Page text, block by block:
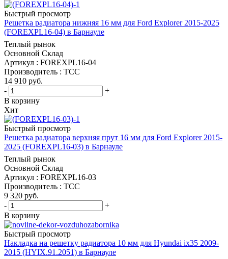
Быстрый просмотр
Решетка радиатора нижняя 16 мм для Ford Explorer 2015-2025
(FOREXPL16-04) в Барнауле
Теплый рынок
Основной Склад
Артикул : FOREXPL16-04
Производитель : ТСС
14 910 руб.
-
+
В корзину
Хит
Быстрый просмотр
Решетка радиатора верхняя прут 16 мм для Ford Explorer 2015-
2025 (FOREXPL16-03) в Барнауле
Теплый рынок
Основной Склад
Артикул : FOREXPL16-03
Производитель : ТСС
9 320 руб.
-
+
В корзину
Быстрый просмотр
Накладка на решетку радиатора 10 мм для Hyundai ix35 2009-
2015 (HYIX.91.2051) в Барнауле